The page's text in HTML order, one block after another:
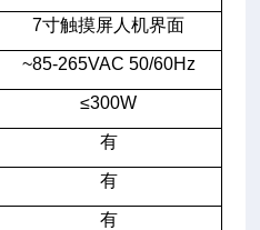
7寸触摸屏人机界面
~85-265VAC 50/60Hz
≤300W
有
有
有